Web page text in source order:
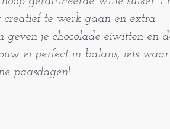
te werk gaan en extra
geven je chocolade eiwitten en
ei perfect in balans, iets
paasdagen!